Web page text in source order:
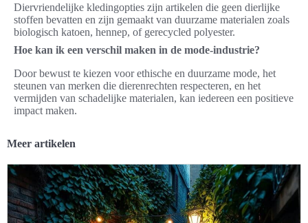
Diervriendelijke kledingopties zijn artikelen die geen dierlijke
stoffen bevatten en zijn gemaakt van duurzame materialen zoals
biologisch katoen, hennep, of gerecycled polyester.
Hoe kan ik een verschil maken in de mode-industrie?
Door bewust te kiezen voor ethische en duurzame mode, het
steunen van merken die dierenrechten respecteren, en het
vermijden van schadelijke materialen, kan iedereen een positieve
impact maken.
Meer artikelen